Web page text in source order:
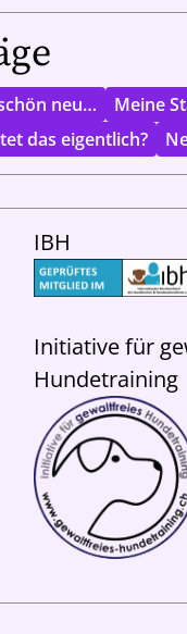
neu…
Meine
das eigentlich?
IBH
Initiative für
Hundetraining